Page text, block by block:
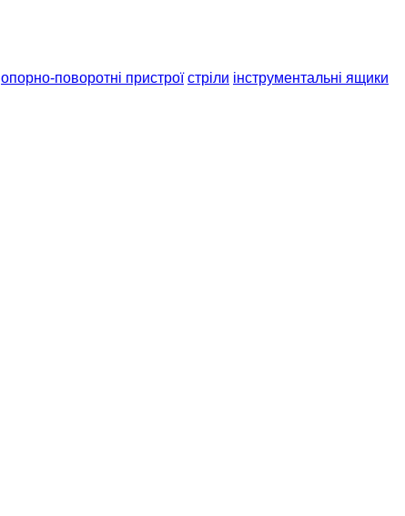
опорно-поворотні пристрої стріли інструментальні ящики